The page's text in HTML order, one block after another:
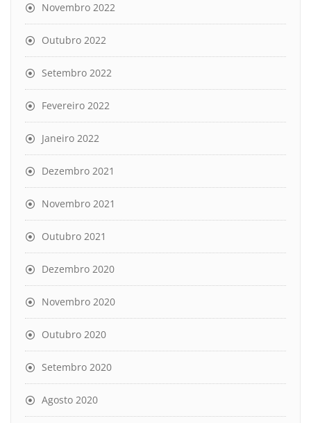
Novembro 2022
Outubro 2022
Setembro 2022
Fevereiro 2022
Janeiro 2022
Dezembro 2021
Novembro 2021
Outubro 2021
Dezembro 2020
Novembro 2020
Outubro 2020
Setembro 2020
Agosto 2020